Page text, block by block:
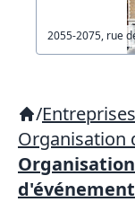
2055-2075, rue
/
Organisation
d'événement